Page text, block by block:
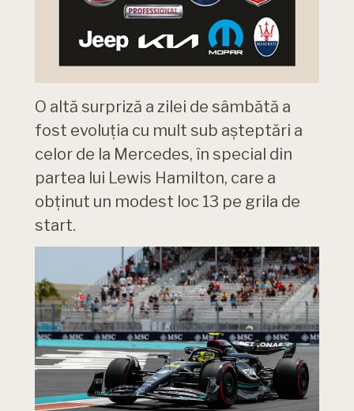
O altă surpriză a zilei de sâmbătă a
fost evoluția cu mult sub așteptări a
celor de la Mercedes, în special din
partea lui Lewis Hamilton, care a
obținut un modest loc 13 pe grila de
start.